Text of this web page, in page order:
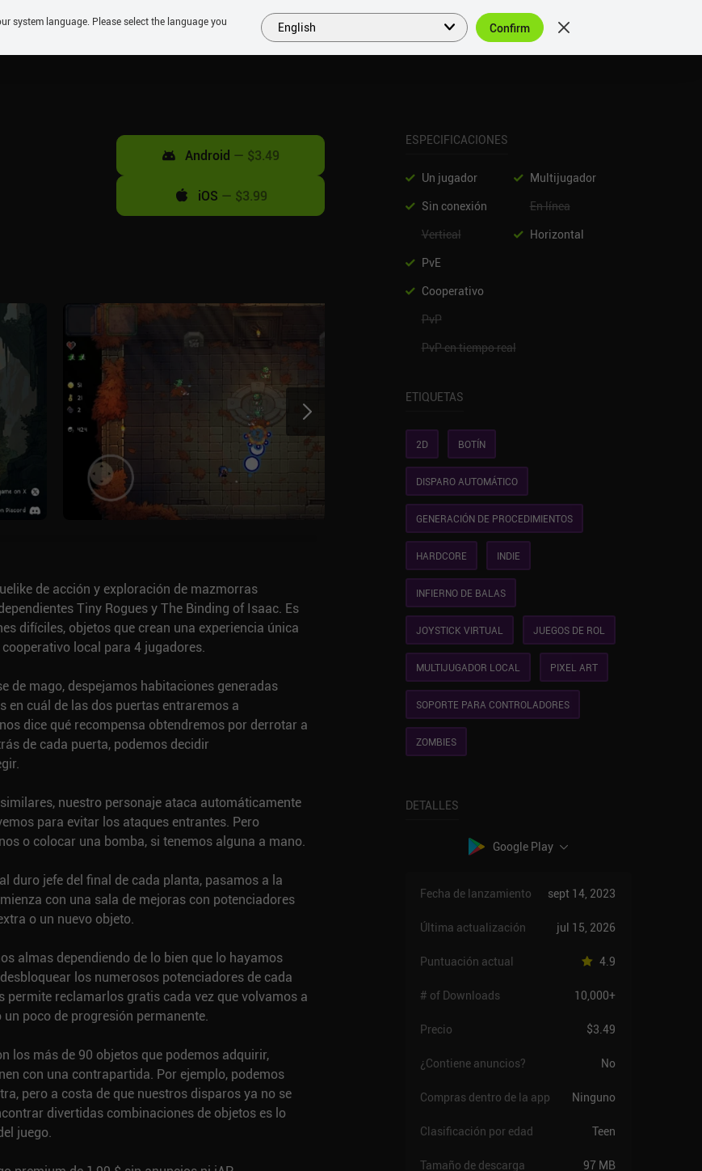
PRÓXIMOS SIMILARES COLECCIONES TOP ES
Android — $3.49
iOS — $3.99
de acción y exploración de mazmorras
Tiny Rogues y The Binding of Isaac. Es
difíciles, objetos que crean una experiencia única
local para 4 jugadores.
de mago, despejamos habitaciones generadas
en cuál de las dos puertas entraremos a
dice qué recompensa obtendremos por derrotar a
de cada puerta, podemos decidir
nuestro personaje ataca automáticamente
para evitar los ataques entrantes. Pero
o colocar una bomba, si tenemos alguna a mano.
duro jefe del final de cada planta, pasamos a la
con una sala de mejoras con potenciadores
o un nuevo objeto.
almas dependiendo de lo bien que lo hayamos
los numerosos potenciadores de cada
permite reclamarlos gratis cada vez que volvamos a
poco de progresión permanente.
los más de 90 objetos que podemos adquirir,
con una contrapartida. Por ejemplo, podemos
pero a costa de que nuestros disparos ya no se
divertidas combinaciones de objetos es lo
juego.
ESPECIFICACIONES
Un jugador
Multijugador
Sin conexión
En línea
Vertical
Horizontal
PvE
Cooperativo
PvP
PvP en tiempo real
ETIQUETAS
2D BOTÍN
DISPARO AUTOMÁTICO
GENERACIÓN DE PROCEDIMIENTOS
HARDCORE INDIE
INFIERNO DE BALAS
JOYSTICK VIRTUAL JUEGOS DE ROL
MULTIJUGADOR LOCAL PIXEL ART
SOPORTE PARA CONTROLADORES
ZOMBIES
DETALLES
Google Play
Fecha de lanzamiento sept 14, 2023
Última actualización jul 15, 2026
Puntuación actual 4.9
# of Downloads 10,000+
Precio $3.49
¿Contiene anuncios? No
Compras dentro de la app Ninguno
Clasificación por edad Teen
Tamaño de descarga 97 MB
system language. Please select the language you
English Confirm